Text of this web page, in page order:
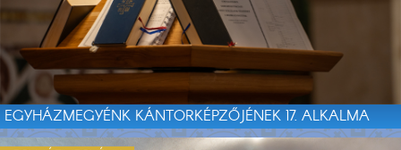
EGYHÁZMEGYÉNK KÁNTORKÉPZŐJÉNEK 17. ALKALMA